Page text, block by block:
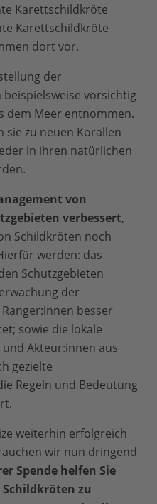
Karettschildkröte
Karettschildkröte
dort vor.
der
vorsichtig
dem Meer entnommen.
sie zu neuen Korallen
in ihren natürlichen
von
verbessert,
Schildkröten noch
werden: das
Schutzgebieten
der
besser
sowie die lokale
Akteur:innen aus
gezielte
Regeln und Bedeutung
weiterhin erfolgreich
wir nun dringend
Spende helfen Sie
zu